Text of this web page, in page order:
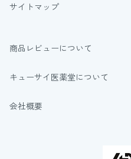
サイトマップ
商品レビューについて
キューサイ医薬堂について
会社概要